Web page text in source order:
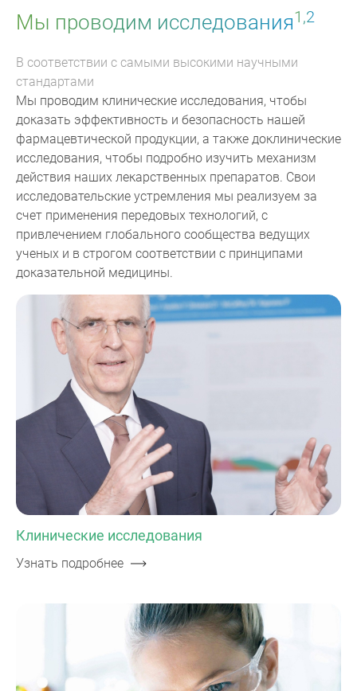
Мы проводим исследования1,2
В соответствии с самыми высокими научными
стандартами
Мы проводим клинические исследования, чтобы
доказать эффективность и безопасность нашей
фармацевтической продукции, а также доклинические
исследования, чтобы подробно изучить механизм
действия наших лекарственных препаратов. Свои
исследовательские устремления мы реализуем за
счет применения передовых технологий, с
привлечением глобального сообщества ведущих
ученых и в строгом соответствии с принципами
доказательной медицины.
Клинические исследования
Узнать подробнее